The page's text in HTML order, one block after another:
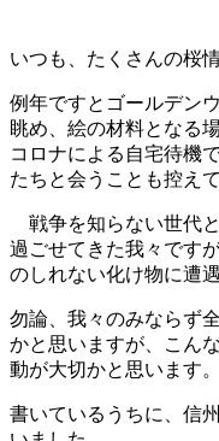
いつも、たくさんの桜
例年ですとゴールデン
眺め、絵の材料となる
コロナによる自宅待機
たちと会うことも控え
戦争を知らない世代
過ごせてきた我々です
のしれない化け物に遭
勿論、我々のみならず
かと思いますが、こん
動が大切かと思います。
書いているうちに、信